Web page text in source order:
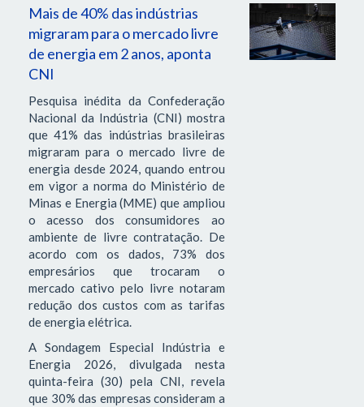
Mais de 40% das indústrias
migraram para o mercado livre
de energia em 2 anos, aponta
CNI
Pesquisa inédita da Confederação
Nacional da Indústria (CNI) mostra
que 41% das indústrias brasileiras
migraram para o mercado livre de
energia desde 2024, quando entrou
em vigor a norma do Ministério de
Minas e Energia (MME) que ampliou
o acesso dos consumidores ao
ambiente de livre contratação. De
acordo com os dados, 73% dos
empresários que trocaram o
mercado cativo pelo livre notaram
redução dos custos com as tarifas
de energia elétrica.
A Sondagem Especial Indústria e
Energia 2026, divulgada nesta
quinta-feira (30) pela CNI, revela
que 30% das empresas consideram a